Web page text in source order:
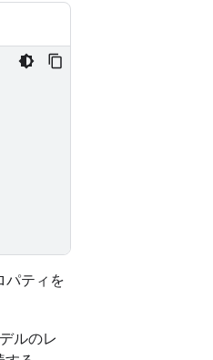
パティを
ルのレ